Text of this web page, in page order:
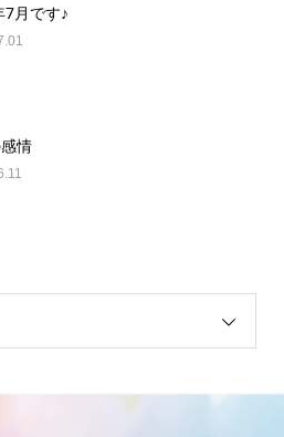
7月です♪
情